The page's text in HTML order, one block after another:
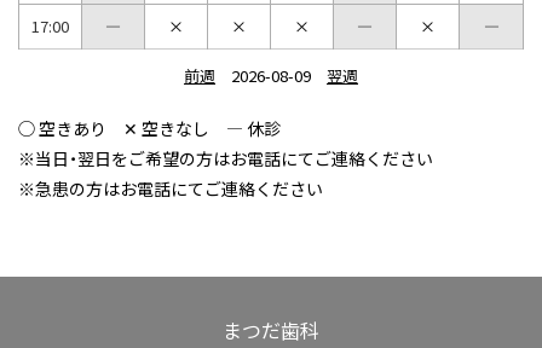
17:00
× × × ×
前週 2026-08-09 翌週
◯ 空きあり ✕ 空きなし ― 休診
※当日・翌日をご希望の方はお電話にてご連絡ください
※急患の方はお電話にてご連絡ください
まつだ歯科